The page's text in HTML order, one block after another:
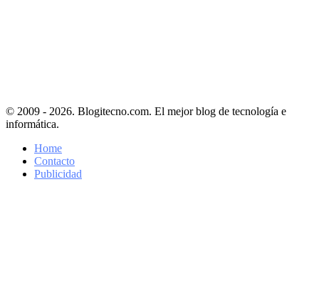
© 2009 - 2026. Blogitecno.com. El mejor blog de tecnología e
informática.
Home
Contacto
Publicidad